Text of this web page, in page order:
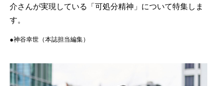
介さんが実現している「可処分精神」について特集しま
す。
●神谷幸世（本誌担当編集）